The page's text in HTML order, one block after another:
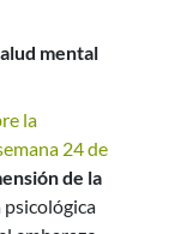
mental
la
24 de
de la